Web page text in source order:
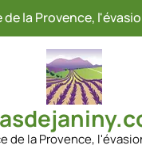
de la Provence,
de la Provence,